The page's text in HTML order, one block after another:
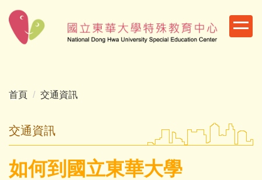
跳
到
主
區
首頁 交通資訊
交通資訊
如何到國立東華大學